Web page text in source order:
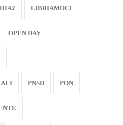
LIBRIAMOCI
OPEN DAY
PNSD PON